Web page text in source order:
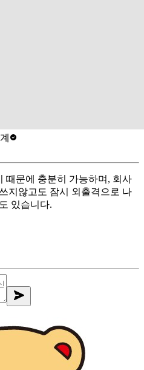
때문에 충분히 가능하며, 회사
지않고도 잠시 외출격으로 나
있습니다.